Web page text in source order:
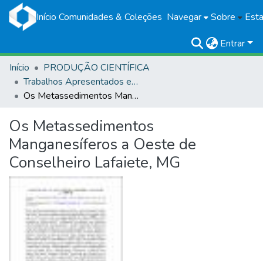
Início Comunidades & Coleções Navegar Sobre
Entrar
Início
PRODUÇÃO CIENTÍFICA
Trabalhos Apresentados em Eventos
Os Metassedimentos Manganesíferos a Oeste de Conselheiro Lafaiete, MG
Os Metassedimentos
Manganesíferos a Oeste de
Conselheiro Lafaiete, MG